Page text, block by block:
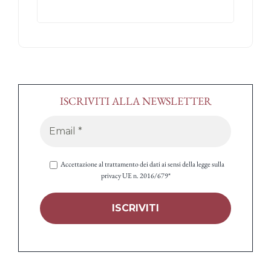
ISCRIVITI ALLA NEWSLETTER
Accettazione al trattamento dei dati ai sensi della legge sulla
privacy UE n. 2016/679*